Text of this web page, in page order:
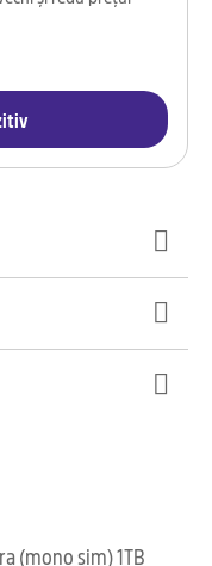
(mono sim) 1TB